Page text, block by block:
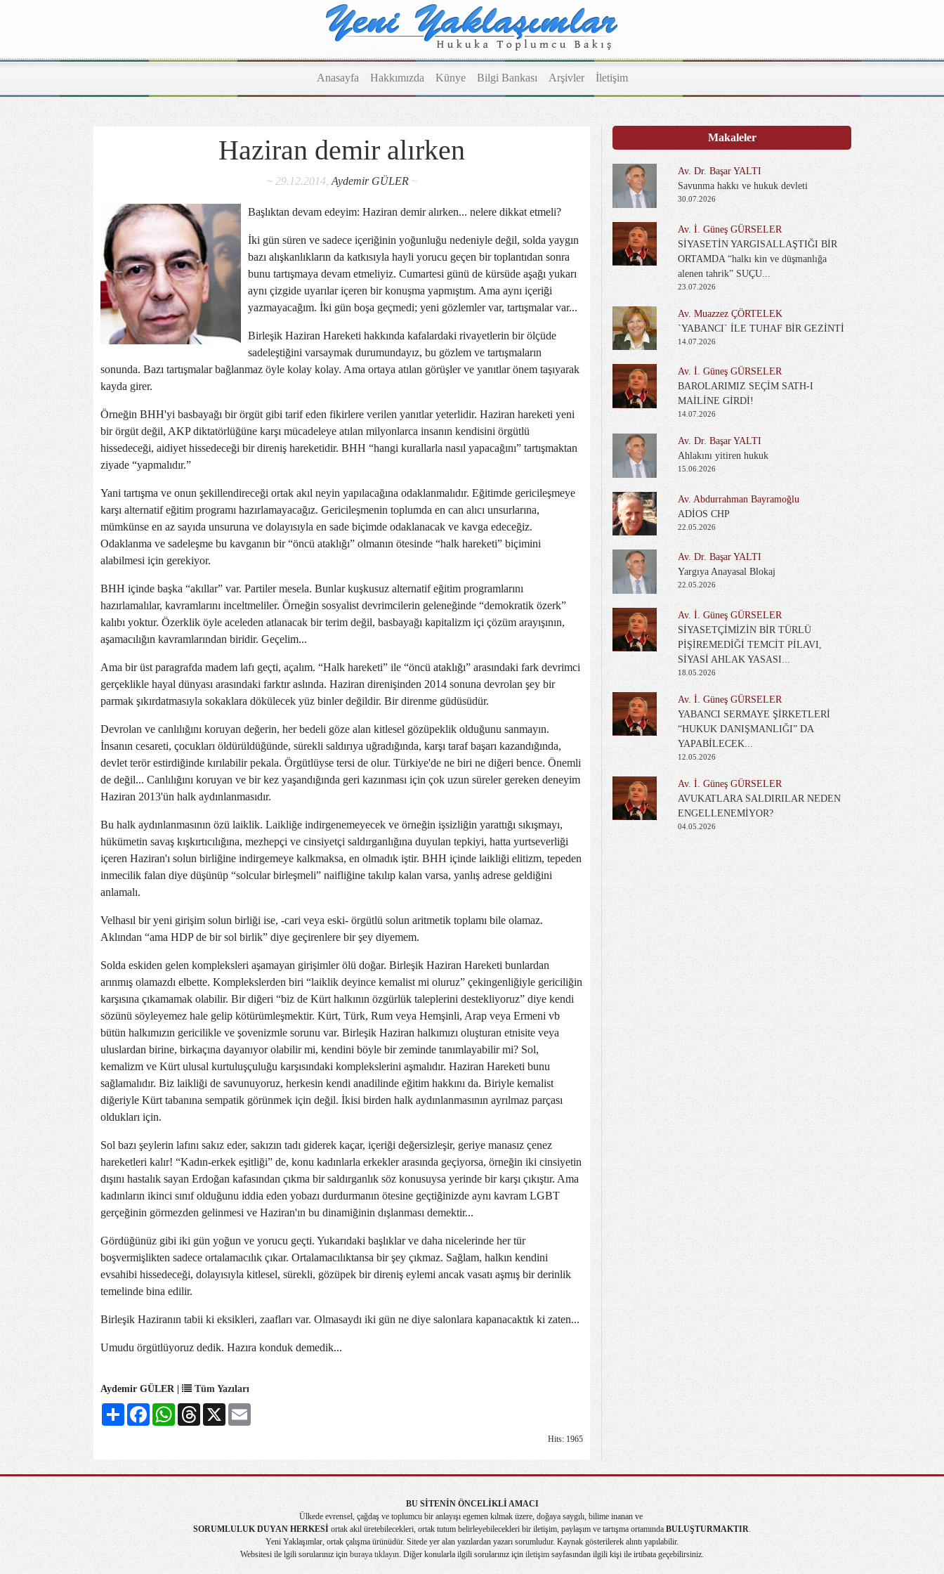
Anasayfa Hakkımızda Künye Bilgi Bankası Arşivler İletişim
Haziran demir alırken
~ 29.12.2014, Aydemir GÜLER~
Başlıktan devam edeyim: Haziran demir alırken... nelere dikkat etmeli?
İki gün süren ve sadece içeriğinin yoğunluğu nedeniyle değil, solda yaygın
bazı alışkanlıkların da katkısıyla hayli yorucu geçen bir toplantıdan sonra
bunu tartışmaya devam etmeliyiz. Cumartesi günü de kürsüde aşağı yukarı
aynı çizgide uyarılar içeren bir konuşma yapmıştım. Ama aynı içeriği
yazmayacağım. İki gün boşa geçmedi; yeni gözlemler var, tartışmalar var...
Birleşik Haziran Hareketi hakkında kafalardaki rivayetlerin bir ölçüde
sadeleştiğini varsaymak durumundayız, bu gözlem ve tartışmaların
sonunda. Bazı tartışmalar bağlanmaz öyle kolay kolay. Ama ortaya atılan görüşler ve yanıtlar önem taşıyarak
kayda girer.
Örneğin BHH'yi basbayağı bir örgüt gibi tarif eden fikirlere verilen yanıtlar yeterlidir. Haziran hareketi yeni
bir örgüt değil, AKP diktatörlüğüne karşı mücadeleye atılan milyonlarca insanın kendisini örgütlü
hissedeceği, aidiyet hissedeceği bir direniş hareketidir. BHH “hangi kurallarla nasıl yapacağını” tartışmaktan
ziyade “yapmalıdır.”
Yani tartışma ve onun şekillendireceği ortak akıl neyin yapılacağına odaklanmalıdır. Eğitimde gericileşmeye
karşı alternatif eğitim programı hazırlamayacağız. Gericileşmenin toplumda en can alıcı unsurlarına,
mümkünse en az sayıda unsuruna ve dolayısıyla en sade biçimde odaklanacak ve kavga edeceğiz.
Odaklanma ve sadeleşme bu kavganın bir “öncü ataklığı” olmanın ötesinde “halk hareketi” biçimini
alabilmesi için gerekiyor.
BHH içinde başka “akıllar” var. Partiler mesela. Bunlar kuşkusuz alternatif eğitim programlarını
hazırlamalılar, kavramlarını inceltmeliler. Örneğin sosyalist devrimcilerin geleneğinde “demokratik özerk”
kalıbı yoktur. Özerklik öyle aceleden atlanacak bir terim değil, basbayağı kapitalizm içi çözüm arayışının,
aşamacılığın kavramlarından biridir. Geçelim...
Ama bir üst paragrafda madem lafı geçti, açalım. “Halk hareketi” ile “öncü ataklığı” arasındaki fark devrimci
gerçeklikle hayal dünyası arasındaki farktır aslında. Haziran direnişinden 2014 sonuna devrolan şey bir
parmak şıkırdatmasıyla sokaklara dökülecek yüz binler değildir. Bir direnme güdüsüdür.
Devrolan ve canlılığını koruyan değerin, her bedeli göze alan kitlesel gözüpeklik olduğunu sanmayın.
İnsanın cesareti, çocukları öldürüldüğünde, sürekli saldırıya uğradığında, karşı taraf başarı kazandığında,
devlet terör estirdiğinde kırılabilir pekala. Örgütlüyse tersi de olur. Türkiye'de ne biri ne diğeri bence. Önemli
de değil... Canlılığını koruyan ve bir kez yaşandığında geri kazınması için çok uzun süreler gereken deneyim
Haziran 2013'ün halk aydınlanmasıdır.
Bu halk aydınlanmasının özü laiklik. Laikliğe indirgenemeyecek ve örneğin işsizliğin yarattığı sıkışmayı,
hükümetin savaş kışkırtıcılığına, mezhepçi ve cinsiyetçi saldırganlığına duyulan tepkiyi, hatta yurtseverliği
içeren Haziran'ı solun birliğine indirgemeye kalkmaksa, en olmadık iştir. BHH içinde laikliği elitizm, tepeden
inmecilik falan diye düşünüp “solcular birleşmeli” naifliğine takılıp kalan varsa, yanlış adrese geldiğini
anlamalı.
Velhasıl bir yeni girişim solun birliği ise, -cari veya eski- örgütlü solun aritmetik toplamı bile olamaz.
Aklından “ama HDP de bir sol birlik” diye geçirenlere bir şey diyemem.
Solda eskiden gelen kompleksleri aşamayan girişimler ölü doğar. Birleşik Haziran Hareketi bunlardan
arınmış olamazdı elbette. Komplekslerden biri “laiklik deyince kemalist mi oluruz” çekingenliğiyle gericiliğin
karşısına çıkamamak olabilir. Bir diğeri “biz de Kürt halkının özgürlük taleplerini destekliyoruz” diye kendi
sözünü söyleyemez hale gelip kötürümleşmektir. Kürt, Türk, Rum veya Hemşinli, Arap veya Ermeni vb
bütün halkımızın gericilikle ve şovenizmle sorunu var. Birleşik Haziran halkımızı oluşturan etnisite veya
uluslardan birine, birkaçına dayanıyor olabilir mi, kendini böyle bir zeminde tanımlayabilir mi? Sol,
kemalizm ve Kürt ulusal kurtuluşçuluğu karşısındaki komplekslerini aşmalıdır. Haziran Hareketi bunu
sağlamalıdır. Biz laikliği de savunuyoruz, herkesin kendi anadilinde eğitim hakkını da. Biriyle kemalist
diğeriyle Kürt tabanına sempatik görünmek için değil. İkisi birden halk aydınlanmasının ayrılmaz parçası
oldukları için.
Sol bazı şeylerin lafını sakız eder, sakızın tadı giderek kaçar, içeriği değersizleşir, geriye manasız çenez
hareketleri kalır! “Kadın-erkek eşitliği” de, konu kadınlarla erkekler arasında geçiyorsa, örneğin iki cinsiyetin
dışını hastalık sayan Erdoğan kafasından çıkma bir saldırganlık söz konusuysa yerinde bir karşı çıkıştır. Ama
kadınların ikinci sınıf olduğunu iddia eden yobazı durdurmanın ötesine geçtiğinizde aynı kavram LGBT
gerçeğinin görmezden gelinmesi ve Haziran'ın bu dinamiğinin dışlanması demektir...
Gördüğünüz gibi iki gün yoğun ve yorucu geçti. Yukarıdaki başlıklar ve daha nicelerinde her tür
boşvermişlikten sadece ortalamacılık çıkar. Ortalamacılıktansa bir şey çıkmaz. Sağlam, halkın kendini
evsahibi hissedeceği, dolayısıyla kitlesel, sürekli, gözüpek bir direniş eylemi ancak vasatı aşmış bir derinlik
temelinde bina edilir.
Birleşik Haziranın tabii ki eksikleri, zaafları var. Olmasaydı iki gün ne diye salonlara kapanacaktık ki zaten...
Umudu örgütlüyoruz dedik. Hazıra konduk demedik...
Aydemir GÜLER | Tüm Yazıları
Share FacebookWhatsAppThreads
X
Hits: 1965
Makaleler
Av. Dr. Başar YALTI
Savunma hakkı ve hukuk devleti
30.07.2026
Av. İ. Güneş GÜRSELER
SİYASETİN YARGISALLAŞTIĞI BİR
ORTAMDA “halkı kin ve düşmanlığa
alenen tahrik” SUÇU...
23.07.2026
Av. Muazzez ÇÖRTELEK
`YABANCI` İLE TUHAF BİR GEZİNTİ
14.07.2026
Av. İ. Güneş GÜRSELER
BAROLARIMIZ SEÇİM SATH-I
MAİLİNE GİRDİ!
14.07.2026
Av. Dr. Başar YALTI
Ahlakını yitiren hukuk
15.06.2026
Av. Abdurrahman Bayramoğlu
ADİOS CHP
22.05.2026
Av. Dr. Başar YALTI
Yargıya Anayasal Blokaj
22.05.2026
Av. İ. Güneş GÜRSELER
SİYASETÇİMİZİN BİR TÜRLÜ
PİŞİREMEDİĞİ TEMCİT PİLAVI,
SİYASİ AHLAK YASASI...
18.05.2026
Av. İ. Güneş GÜRSELER
YABANCI SERMAYE ŞİRKETLERİ
“HUKUK DANIŞMANLIĞI” DA
YAPABİLECEK...
12.05.2026
Av. İ. Güneş GÜRSELER
AVUKATLARA SALDIRILAR NEDEN
ENGELLENEMİYOR?
04.05.2026
BU SİTENİN ÖNCELİKLİ AMACI
Ülkede evrensel, çağdaş ve toplumcu bir anlayışı egemen kılmak üzere, doğaya saygılı, bilime inanan ve
SORUMLULUK DUYAN HERKESİ ortak akıl üretebilecekleri, ortak tutum belirleyebilecekleri bir iletişim, paylaşım ve tartışma ortamında BULUŞTURMAKTIR.
Yeni Yaklaşımlar, ortak çalışma ürünüdür. Sitede yer alan yazılardan yazarı sorumludur. Kaynak gösterilerek alıntı yapılabilir.
Websitesi ile lgili sorularınız için buraya tıklayın. Diğer konularla ilgili sorularınız için iletişim sayfasından ilgili kişi ile irtibata geçebilirsiniz.